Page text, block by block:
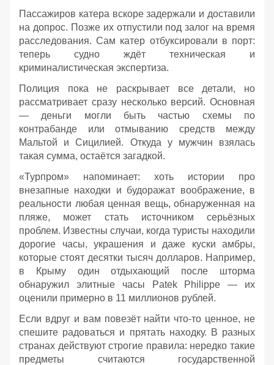
Пассажиров катера вскоре задержали и доставили
на допрос. Позже их отпустили под залог на время
расследования. Сам катер отбуксировали в порт:
теперь судно ждёт техническая и
криминалистическая экспертиза.
Полиция пока не раскрывает все детали, но
рассматривает сразу несколько версий. Основная
— деньги могли быть частью схемы по
контрабанде или отмыванию средств между
Мальтой и Сицилией. Откуда у мужчин взялась
такая сумма, остаётся загадкой.
«Турпром» напоминает: хоть истории про
внезапные находки и будоражат воображение, в
реальности любая ценная вещь, обнаруженная на
пляже, может стать источником серьёзных
проблем. Известны случаи, когда туристы находили
дорогие часы, украшения и даже куски амбры,
которые стоят десятки тысяч долларов. Например,
в Крыму один отдыхающий после шторма
обнаружил элитные часы Patek Philippe — их
оценили примерно в 11 миллионов рублей.
Если вдруг и вам повезёт найти что‑то ценное, не
спешите радоваться и прятать находку. В разных
странах действуют строгие правила: нередко такие
предметы считаются государственной